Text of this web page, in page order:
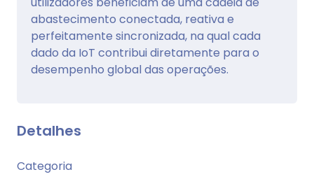
abastecimento conectada, reativa e
perfeitamente sincronizada, na qual cada
dado da IoT contribui diretamente para o
desempenho global das operações.
Detalhes
Categoria